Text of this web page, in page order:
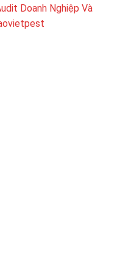
Doanh Nghiệp Và